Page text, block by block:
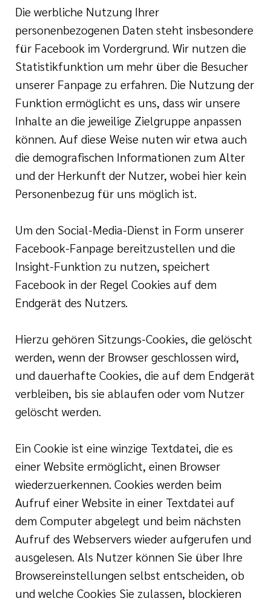
Die werbliche Nutzung Ihrer
personenbezogenen Daten steht insbesondere
für Facebook im Vordergrund. Wir nutzen die
Statistikfunktion um mehr über die Besucher
unserer Fanpage zu erfahren. Die Nutzung der
Funktion ermöglicht es uns, dass wir unsere
Inhalte an die jeweilige Zielgruppe anpassen
können. Auf diese Weise nuten wir etwa auch
die demografischen Informationen zum Alter
und der Herkunft der Nutzer, wobei hier kein
Personenbezug für uns möglich ist.
Um den Social-Media-Dienst in Form unserer
Facebook-Fanpage bereitzustellen und die
Insight-Funktion zu nutzen, speichert
Facebook in der Regel Cookies auf dem
Endgerät des Nutzers.
Hierzu gehören Sitzungs-Cookies, die gelöscht
werden, wenn der Browser geschlossen wird,
und dauerhafte Cookies, die auf dem Endgerät
verbleiben, bis sie ablaufen oder vom Nutzer
gelöscht werden.
Ein Cookie ist eine winzige Textdatei, die es
einer Website ermöglicht, einen Browser
wiederzuerkennen. Cookies werden beim
Aufruf einer Website in einer Textdatei auf
dem Computer abgelegt und beim nächsten
Aufruf des Webservers wieder aufgerufen und
ausgelesen. Als Nutzer können Sie über Ihre
Browsereinstellungen selbst entscheiden, ob
und welche Cookies Sie zulassen, blockieren